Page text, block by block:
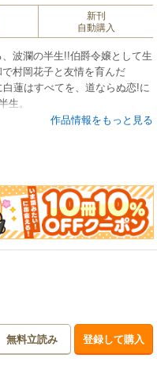
新刊
自動購入
波瀾の半生!!伯爵令嬢として生
村岡花子と友情を育んだ
蓮はすべてを、道ならぬ恋!に
生。
作品情報をもっと見る
無料立読み 登録して購入